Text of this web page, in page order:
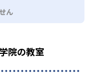
ん
院の教室